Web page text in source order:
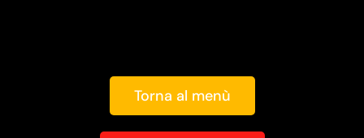
Torna al menù